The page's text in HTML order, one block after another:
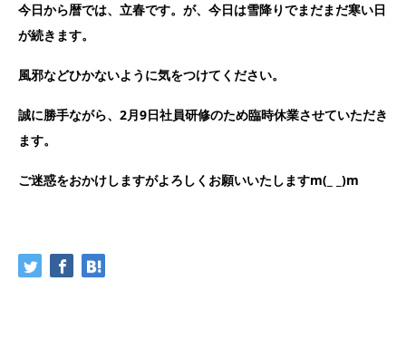
今日から暦では、立春です。が、今日は雪降りでまだまだ寒い日
が続きます。
風邪などひかないように気をつけてください。
誠に勝手ながら、2月9日社員研修のため臨時休業させていただき
ます。
ご迷惑をおかけしますがよろしくお願いいたしますm(_ _)m